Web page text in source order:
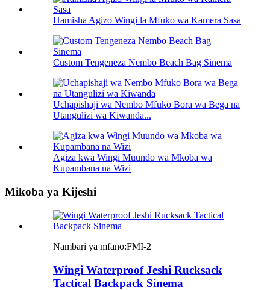
Hamisha Agizo Wingi la Mfuko wa Kamera Sasa
Custom Tengeneza Nembo Beach Bag Sinema
Uchapishaji wa Nembo Mfuko Bora wa Bega na
Utangulizi wa Kiwanda...
Agiza kwa Wingi Muundo wa Mkoba wa
Kupambana na Wizi
Mikoba ya Kijeshi
Nambari ya mfano:FMI-2
Wingi Waterproof Jeshi Rucksack
Tactical Backpack Sinema